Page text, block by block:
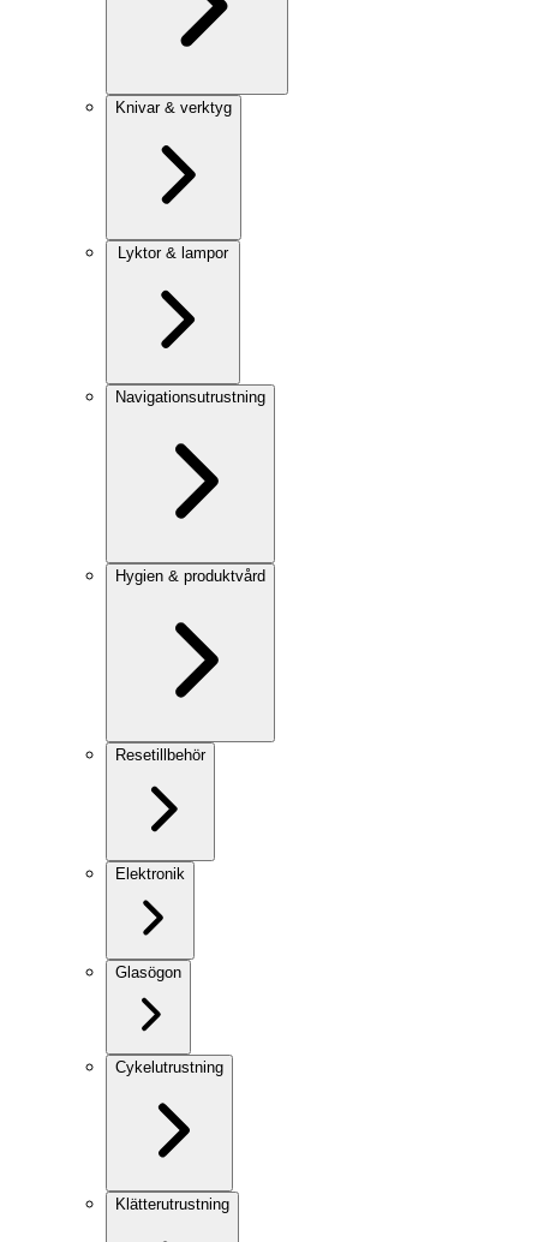
Knivar & verktyg
Lyktor & lampor
Navigationsutrustning
Hygien & produktvård
Resetillbehör
Elektronik
Glasögon
Cykelutrustning
Klätterutrustning